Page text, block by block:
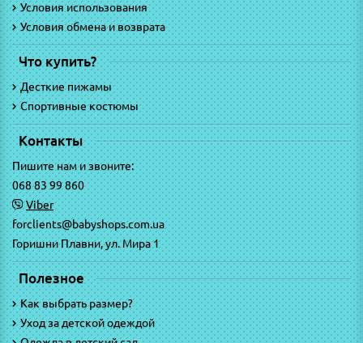
Условия использования
Условия обмена и возврата
Что купить?
Десткие пижамы
Спортивные костюмы
Контакты
Пишите нам и звоните:
068 83 99 860
Viber
forclients@babyshops.com.ua
Горишни Плавни, ул. Мира 1
Полезное
Как выбрать размер?
Уход за детской одеждой